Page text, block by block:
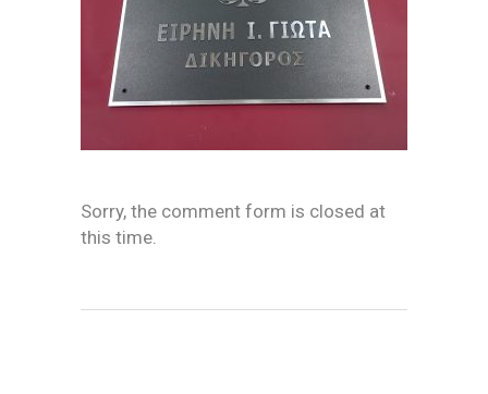
Sorry, the comment form is closed at
this time.